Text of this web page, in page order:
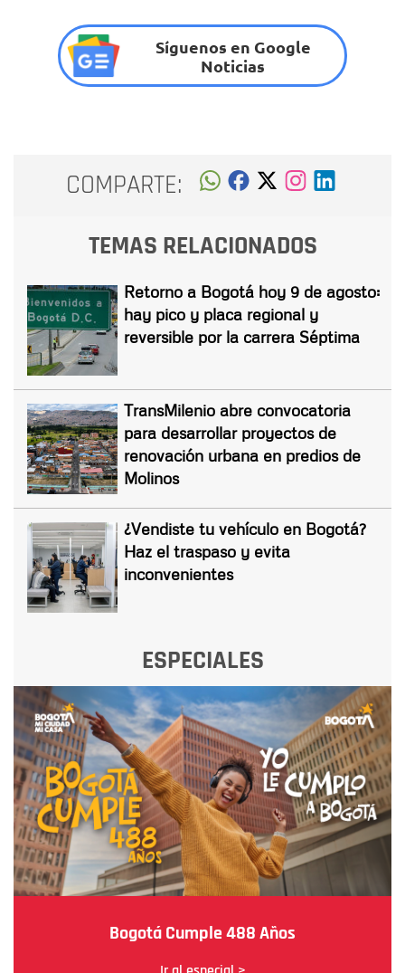
Síguenos en Google
Noticias
COMPARTE:
TEMAS RELACIONADOS
Retorno a Bogotá hoy 9 de agosto:
hay pico y placa regional y
reversible por la carrera Séptima
TransMilenio abre convocatoria
para desarrollar proyectos de
renovación urbana en predios de
Molinos
¿Vendiste tu vehículo en Bogotá?
Haz el traspaso y evita
inconvenientes
ESPECIALES
Bogotá Cumple 488 Años